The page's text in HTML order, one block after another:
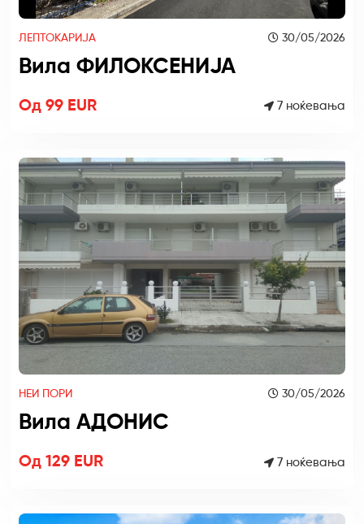
ЛЕПТОКАРИЈА 30/05/2026
Вила ФИЛОКСЕНИЈА
Од 99 EUR 7 ноќевања
НЕИ ПОРИ 30/05/2026
Вила АДОНИС
Од 129 EUR 7 ноќевања